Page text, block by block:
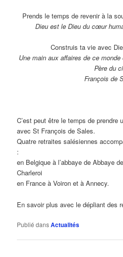
Prends le temps de revenir à la
Dieu est le Dieu du cœur
Construis ta vie avec
Une main aux affaires de ce
Père du
François de
C’est peut être le temps de prendre
avec St François de Sales.
Quatre retraites salésiennes
:
en Belgique à l’abbaye de Abbaye
Charleroi
en France à Voiron et à Annecy.
En savoir plus avec le dépliant des
Publié dansActualités